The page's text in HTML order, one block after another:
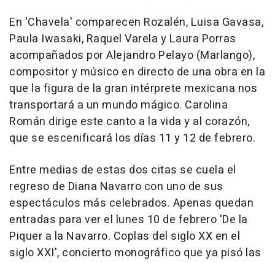
En 'Chavela' comparecen Rozalén, Luisa Gavasa,
Paula Iwasaki, Raquel Varela y Laura Porras
acompañados por Alejandro Pelayo (Marlango),
compositor y músico en directo de una obra en la
que la figura de la gran intérprete mexicana nos
transportará a un mundo mágico. Carolina
Román dirige este canto a la vida y al corazón,
que se escenificará los días 11 y 12 de febrero.
Entre medias de estas dos citas se cuela el
regreso de Diana Navarro con uno de sus
espectáculos más celebrados. Apenas quedan
entradas para ver el lunes 10 de febrero 'De la
Piquer a la Navarro. Coplas del siglo XX en el
siglo XXI', concierto monográfico que ya pisó las